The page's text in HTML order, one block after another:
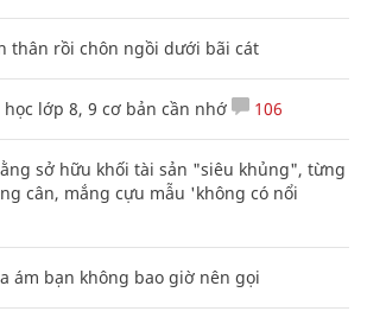
thân rồi chôn ngồi dưới bãi cát
học lớp 8, 9 cơ bản cần nhớ 106
sở hữu khối tài sản "siêu khủng", từng
cân, mắng cựu mẫu 'không có nổi
ám bạn không bao giờ nên gọi